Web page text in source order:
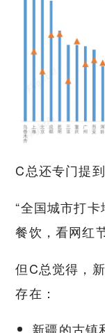
C总还专门提
“全国城市打
餐饮，看网红
但C总觉得，
存在：
新疆的古镇